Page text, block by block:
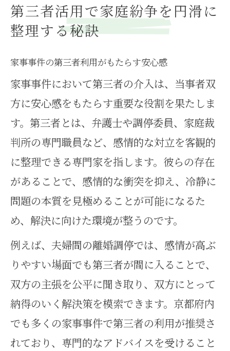
第三者活用で家庭紛争を円滑に
整理する秘訣
家事事件の第三者利用がもたらす安心感
家事事件において第三者の介入は、当事者双
方に安心感をもたらす重要な役割を果たしま
す。第三者とは、弁護士や調停委員、家庭裁
判所の専門職員など、感情的な対立を客観的
に整理できる専門家を指します。彼らの存在
があることで、感情的な衝突を抑え、冷静に
問題の本質を見極めることが可能になるた
め、解決に向けた環境が整うのです。
例えば、夫婦間の離婚調停では、感情が高ぶ
りやすい場面でも第三者が間に入ることで、
双方の主張を公平に聞き取り、双方にとって
納得のいく解決策を模索できます。京都府内
でも多くの家事事件で第三者の利用が推奨さ
れており、専門的なアドバイスを受けること